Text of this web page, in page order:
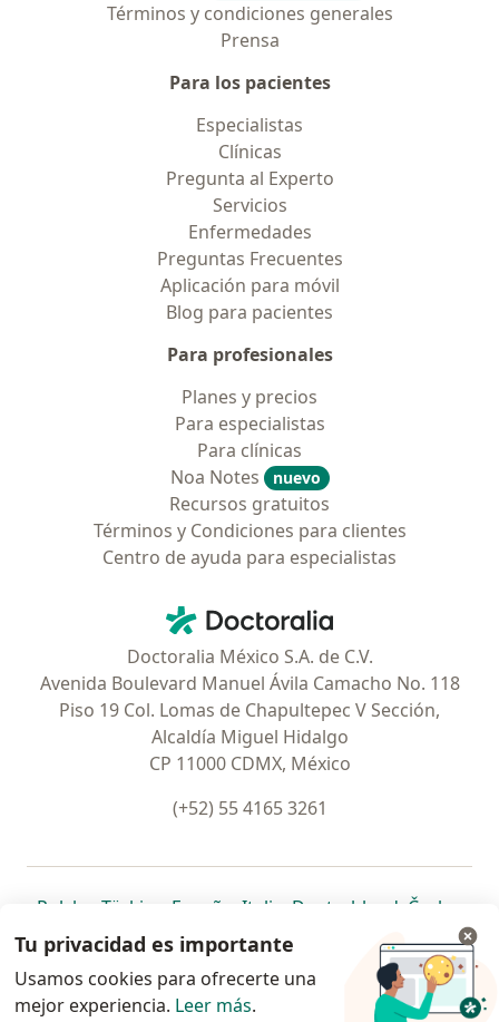
Términos y condiciones generales
Prensa
Para los pacientes
Especialistas
Clínicas
Pregunta al Experto
Servicios
Enfermedades
Preguntas Frecuentes
Aplicación para móvil
Blog para pacientes
Para profesionales
Planes y precios
Para especialistas
Para clínicas
Noa Notes
nuevo
Recursos gratuitos
Términos y Condiciones para clientes
Centro de ayuda para especialistas
Doctoralia - Página de inicio
Doctoralia México S.A. de C.V.
Avenida Boulevard Manuel Ávila Camacho No. 118
Piso 19 Col. Lomas de Chapultepec V Sección,
Alcaldía Miguel Hidalgo
CP 11000 CDMX, México
(+52) 55 4165 3261
Polska se abre en una nueva pestaña
Türkiye se abre en una nueva pestaña
España se abre en una nueva pestaña
Italia se abre en una nueva
Deutschlandse abre en
Česko
Portugal
se abre en una nueva pestaña
México se abre en una nueva pestaña
Chile se abre en una nueva pestaña
Brasil se abre en una nueva
se abre en
se
se abre en una nueva
www.doctoralia.com.mx © 2026 - Encuentra tu
Tu privacidad es importante
Usamos cookies para ofrecerte una
mejor experiencia. Leer más.